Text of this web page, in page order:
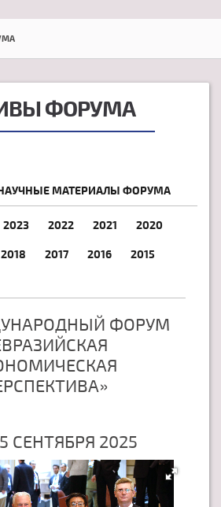
ФОРУМА
МАТЕРИАЛЫ ФОРУМА
2023 2022 2021 2020
2018 2017 2016 2015
ФОРУМ
СЕНТЯБРЯ 2025